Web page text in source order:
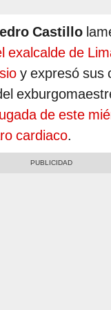
Castillo
exalcalde de
y expresó sus
de este
cardiaco.